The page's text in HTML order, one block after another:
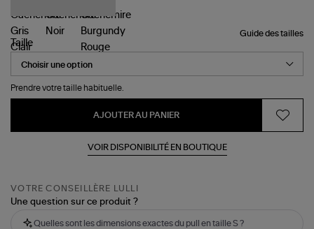
Guide des tailles
Taille
Prendre votre taille habituelle.
AJOUTER AU PANIER
VOIR DISPONIBILITÉ EN BOUTIQUE
VOTRE CONSEILLÈRE LULLI
Une question sur ce produit ?
Quelles sont les dimensions exactes du pull en taille S ?